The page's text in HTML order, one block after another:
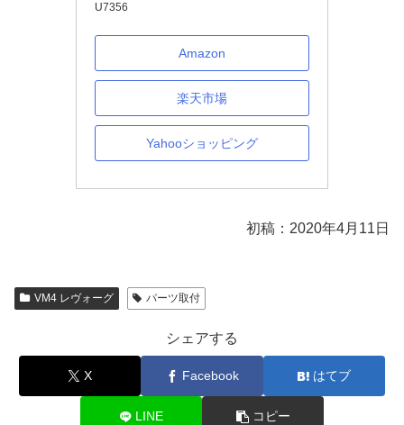
U7356
初稿：2020年4月11日
VM4 レヴォーグ パーツ取付
シェアする
X Facebook はてブ
LINE コピー